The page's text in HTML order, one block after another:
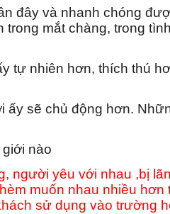
đây và nhanh chóng
mắt chàng, trong
tự nhiên hơn, thích thú
sẽ chủ động hơn.
nào
người yêu với nhau ,bị
muốn nhau nhiều hơn
sử dụng vào trường